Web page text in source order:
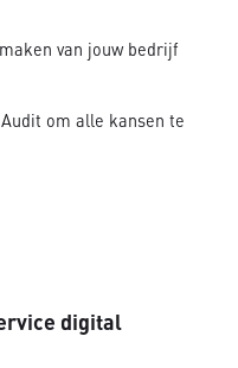
van jouw bedrijf
om alle kansen te
digital